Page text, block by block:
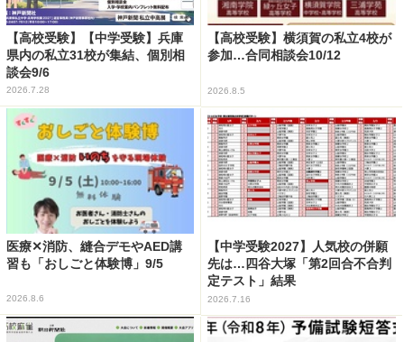
【高校受験】【中学受験】兵庫
県内の私立31校が集結、個別相
談会9/6
2026.7.28
【高校受験】横須賀の私立4校が
参加…合同相談会10/12
2026.8.5
医療✕消防、縫合デモやAED講
習も「おしごと体験博」9/5
2026.8.6
【中学受験2027】人気校の併願
先は…四谷大塚「第2回合不合判
定テスト」結果
2026.7.16